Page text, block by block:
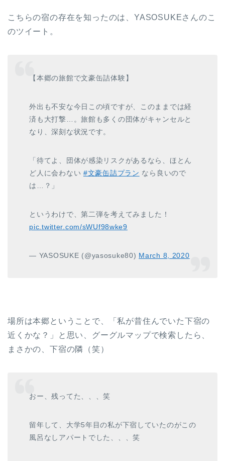
こちらの宿の存在を知ったのは、YASOSUKEさんのこ
のツイート。
【本郷の旅館で文豪缶詰体験】
外出も不安な今日この頃ですが、このままでは経
済も大打撃…。旅館も多くの団体がキャンセルと
なり、深刻な状況です。
「待てよ、団体が感染リスクがあるなら、ほとん
ど人に会わない #文豪缶詰プラン なら良いので
は…？」
というわけで、第二弾を考えてみました！
pic.twitter.com/sWUf98wke9
— YASOSUKE (@yasosuke80) March 8, 2020
場所は本郷ということで、「私が昔住んでいた下宿の
近くかな？」と思い、グーグルマップで検索したら、
まさかの、下宿の隣（笑）
おー、残ってた、、、笑
留年して、大学5年目の私が下宿していたのがこの
風呂なしアパートでした、、、笑